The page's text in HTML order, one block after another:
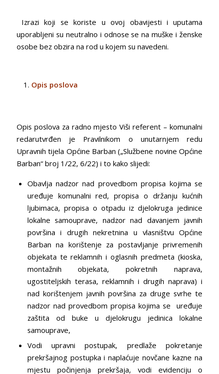
Izrazi koji se koriste u ovoj obavijesti i uputama
uporabljeni su neutralno i odnose se na muške i ženske
osobe bez obzira na rod u kojem su navedeni.
Opis poslova
Opis poslova za radno mjesto Viši referent – komunalni
redarutvrđen je Pravilnikom o unutarnjem redu
Upravnih tijela Općine Barban („Službene novine Općine
Barban“ broj 1/22, 6/22) i to kako slijedi:
Obavlja nadzor nad provedbom propisa kojima se
uređuje komunalni red, propisa o držanju kućnih
ljubimaca, propisa o otpadu iz djelokruga jedinice
lokalne samouprave, nadzor nad davanjem javnih
površina i drugih nekretnina u vlasništvu Općine
Barban na korištenje za postavljanje privremenih
objekata te reklamnih i oglasnih predmeta (kioska,
montažnih objekata, pokretnih naprava,
ugostiteljskih terasa, reklamnih i drugih naprava) i
nad korištenjem javnih površina za druge svrhe te
nadzor nad provedbom propisa kojima se uređuje
zaštita od buke u djelokrugu jedinica lokalne
samouprave,
Vodi upravni postupak, predlaže pokretanje
prekršajnog postupka i naplaćuje novčane kazne na
mjestu počinjenja prekršaja, vodi evidenciju o